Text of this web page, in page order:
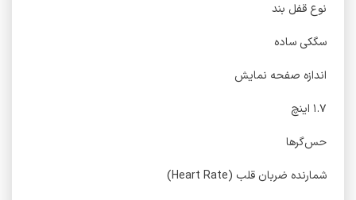
نوع قفل بند
سگکی ساده
اندازه صفحه نمایش
۱.۷ اینچ
حس‌گرها
شمارنده ضربان قلب (Heart Rate)